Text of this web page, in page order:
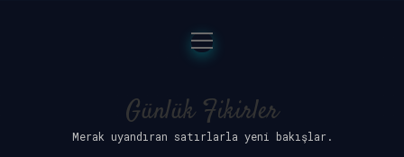
Anasayfa
Gizlilik Politikası
Yasal Uyarı
menüyü
aç
Günlük Fikirler
Merak uyandıran satırlarla yeni bakışlar.